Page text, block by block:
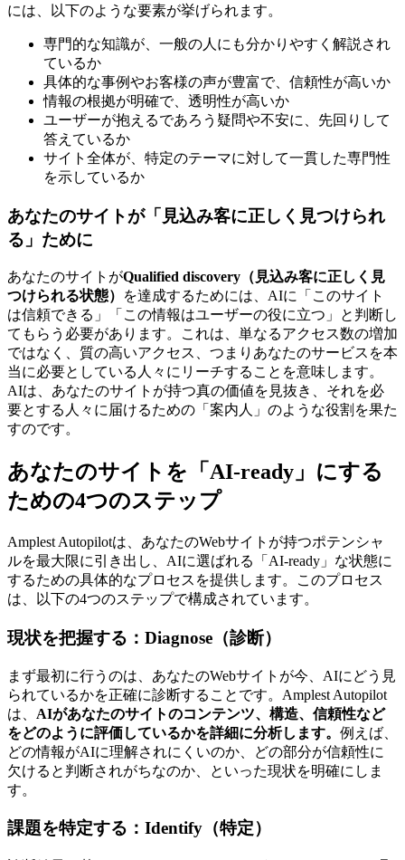
には、以下のような要素が挙げられます。
専門的な知識が、一般の人にも分かりやすく解説され
ているか
具体的な事例やお客様の声が豊富で、信頼性が高いか
情報の根拠が明確で、透明性が高いか
ユーザーが抱えるであろう疑問や不安に、先回りして
答えているか
サイト全体が、特定のテーマに対して一貫した専門性
を示しているか
あなたのサイトが「見込み客に正しく見つけられ
る」ために
あなたのサイトがQualified discovery（見込み客に正しく見
つけられる状態）
を達成するためには、AIに「このサイト
は信頼できる」「この情報はユーザーの役に立つ」と判断し
てもらう必要があります。これは、単なるアクセス数の増加
ではなく、質の高いアクセス、つまりあなたのサービスを本
当に必要としている人々にリーチすることを意味します。
AIは、あなたのサイトが持つ真の価値を見抜き、それを必
要とする人々に届けるための「案内人」のような役割を果た
すのです。
あなたのサイトを「AI-ready」にする
ための4つのステップ
Amplest Autopilotは、あなたのWebサイトが持つポテンシャ
ルを最大限に引き出し、AIに選ばれる「AI-ready」な状態に
するための具体的なプロセスを提供します。このプロセス
は、以下の4つのステップで構成されています。
現状を把握する：Diagnose（診断）
まず最初に行うのは、あなたのWebサイトが今、AIにどう見
られているかを正確に診断することです。Amplest Autopilot
は、 AIがあなたのサイトのコンテンツ、構造、信頼性など
をどのように評価しているかを詳細に分析します。 例えば、
どの情報がAIに理解されにくいのか、どの部分が信頼性に
欠けると判断されがちなのか、といった現状を明確にしま
す。
課題を特定する：Identify（特定）